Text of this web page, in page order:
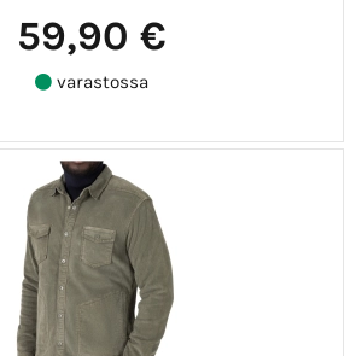
59,90 €
varastossa